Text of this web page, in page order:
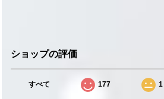
ショップの評価
すべて 177 1